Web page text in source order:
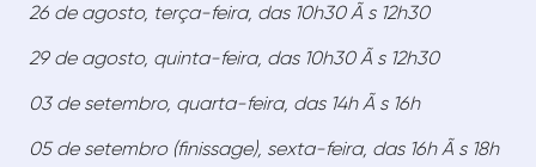
26 de agosto, terça-feira, das 10h30 Ã s 12h30
29 de agosto, quinta-feira, das 10h30 Ã s 12h30
03 de setembro, quarta-feira, das 14h Ã s 16h
05 de setembro (finissage), sexta-feira, das 16h Ã s 18h